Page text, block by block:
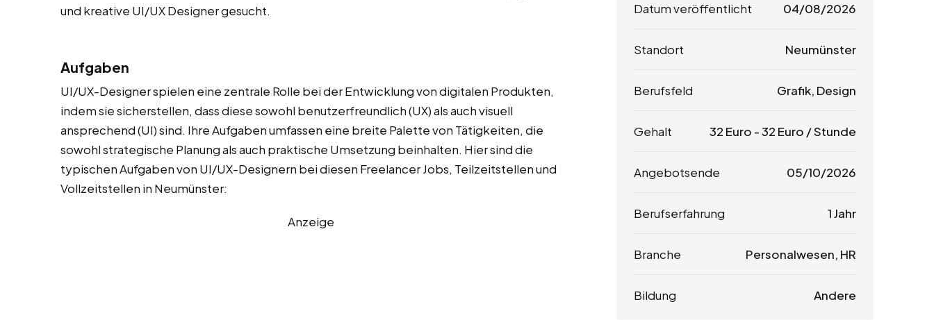
und kreative UI/UX Designer gesucht.
Aufgaben
UI/UX-Designer spielen eine zentrale Rolle bei der Entwicklung von digitalen Produkten,
indem sie sicherstellen, dass diese sowohl benutzerfreundlich (UX) als auch visuell
ansprechend (UI) sind. Ihre Aufgaben umfassen eine breite Palette von Tätigkeiten, die
sowohl strategische Planung als auch praktische Umsetzung beinhalten. Hier sind die
typischen Aufgaben von UI/UX-Designern bei diesen Freelancer Jobs, Teilzeitstellen und
Vollzeitstellen in Neumünster:
Anzeige
Datum veröffentlicht 04/08/2026
Standort Neumünster
Berufsfeld Grafik, Design
Gehalt 32 Euro -32 Euro / Stunde
Angebotsende 05/10/2026
Berufserfahrung 1 Jahr
Branche Personalwesen, HR
Bildung Andere